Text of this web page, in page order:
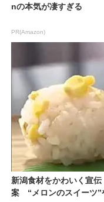
nの本気が凄すぎる
PR(Amazon)
新潟食材をかわいく宣
案 “メロンのスイーツ”